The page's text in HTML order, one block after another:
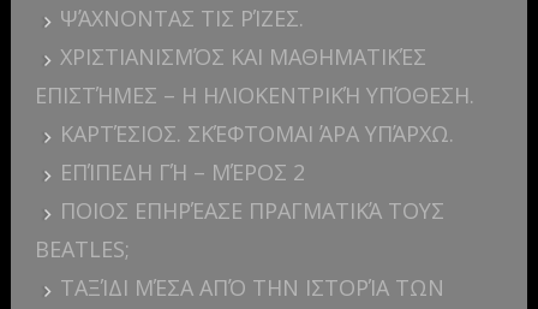
ΨΆΧΝΟΝΤΑΣ ΤΙΣ ΡΊΖΕΣ.
ΧΡΙΣΤΙΑΝΙΣΜΌΣ ΚΑΙ ΜΑΘΗΜΑΤΙΚΈΣ
ΕΠΙΣΤΉΜΕΣ – Η ΗΛΙΟΚΕΝΤΡΙΚΉ ΥΠΌΘΕΣΗ.
ΚΑΡΤΈΣΙΟΣ. ΣΚΈΦΤΟΜΑΙ ΆΡΑ ΥΠΆΡΧΩ.
ΕΠΊΠΕΔΗ ΓΉ – ΜΈΡΟΣ 2
ΠΟΙΟΣ ΕΠΗΡΈΑΣΕ ΠΡΑΓΜΑΤΙΚΆ ΤΟΥΣ
BEATLES;
ΤΑΞΊΔΙ ΜΈΣΑ ΑΠΌ ΤΗΝ ΙΣΤΟΡΊΑ ΤΩΝ